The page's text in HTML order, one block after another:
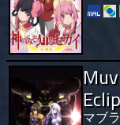
マブ